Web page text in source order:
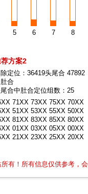
5 6 7 8
方案2
定位：36419头尾合 47892
合
合中肚合定位组数：25
71XX 73XX 75XX 70XX
51XX 53XX 55XX 50XX
81XX 83XX 85XX 80XX
01XX 03XX 05XX 00XX
21XX 23XX 25XX 20XX
所有！所有信息仅供参考